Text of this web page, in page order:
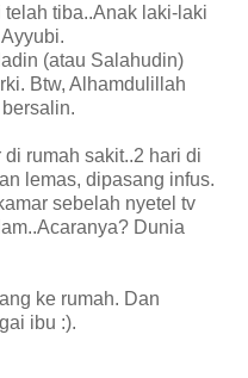
tiba..Anak laki-laki
(atau Salahudin)
Btw, Alhamdulillah
rumah sakit..2 hari di
lemas, dipasang infus.
sebelah nyetel tv
Dunia
ke rumah. Dan
ibu :).